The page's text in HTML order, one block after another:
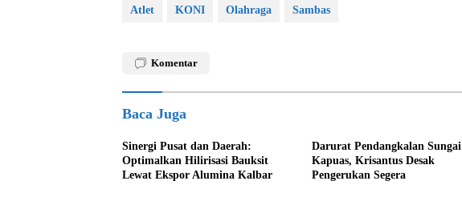
Atlet KONI Olahraga Sambas
Komentar
Baca Juga
Sinergi Pusat dan Daerah:
Optimalkan Hilirisasi Bauksit
Lewat Ekspor Alumina Kalbar
Darurat Pendangkalan Sungai
Kapuas, Krisantus Desak
Pengerukan Segera